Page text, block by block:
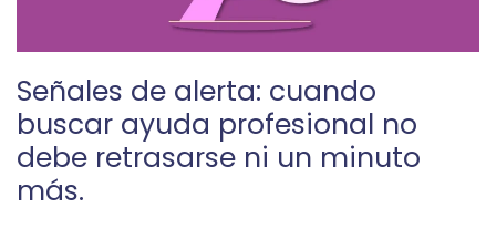
Señales de alerta: cuando
buscar ayuda profesional no
debe retrasarse ni un minuto
más.